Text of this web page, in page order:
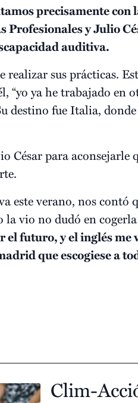
precisamente con
Profesionales y Julio
auditiva.
realizar sus prácticas.
“yo ya he trabajado en
destino fue Italia,
César para
este verano, nos
la vio no dudó en
futuro, y el inglés me
que escogiese a
Clim-